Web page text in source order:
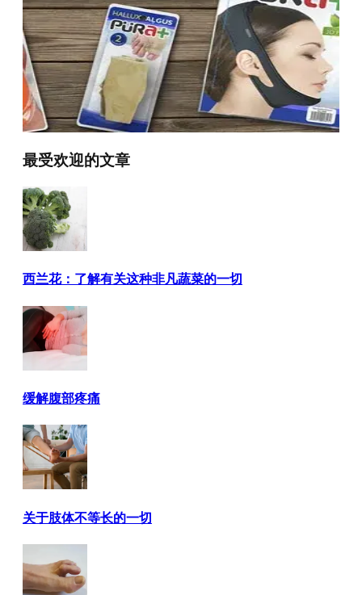
最受欢迎的文章
西兰花：了解有关这种非凡蔬菜的一切
缓解腹部疼痛
关于肢体不等长的一切